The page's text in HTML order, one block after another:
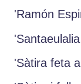
'Ramón
'Sàtira feta